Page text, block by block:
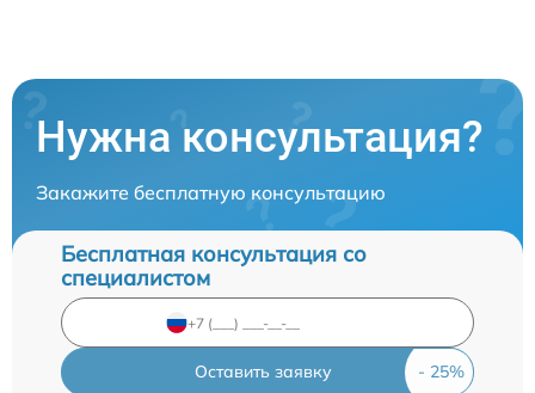
Нужна консультация?
Закажите бесплатную консультацию
Бесплатная консультация со
специалистом
Оставить заявку